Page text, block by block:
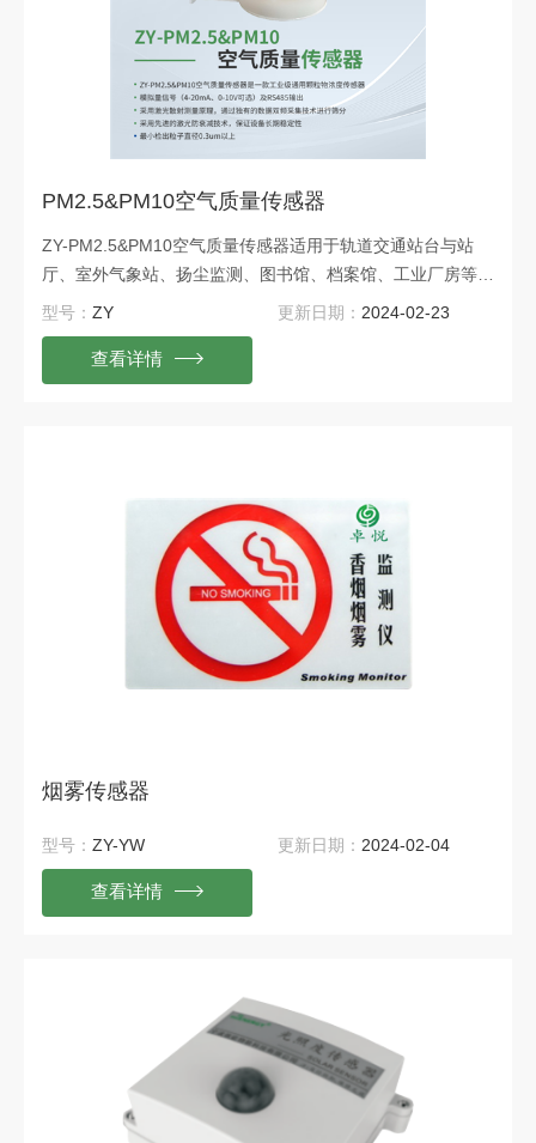
PM2.5&PM10空气质量传感器
ZY-PM2.5&PM10空气质量传感器适用于轨道交通站台与站
厅、室外气象站、扬尘监测、图书馆、档案馆、工业厂房等需
要PM2.5或PM10浓度监测的场所。
型号： ZY 更新日期： 2024-02-23
查看详情
烟雾传感器
型号： ZY-YW 更新日期： 2024-02-04
查看详情